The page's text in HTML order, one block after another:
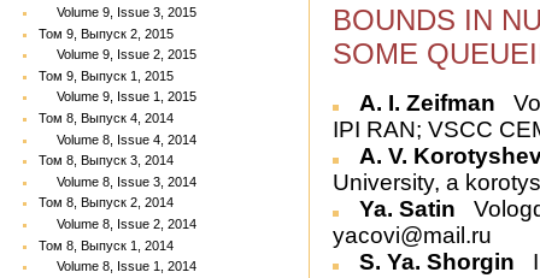
Volume 9, Issue 3, 2015
Том 9, Выпуск 2, 2015
Volume 9, Issue 2, 2015
Том 9, Выпуск 1, 2015
Volume 9, Issue 1, 2015
Том 8, Выпуск 4, 2014
Volume 8, Issue 4, 2014
Том 8, Выпуск 3, 2014
Volume 8, Issue 3, 2014
Том 8, Выпуск 2, 2014
Volume 8, Issue 2, 2014
Том 8, Выпуск 1, 2014
Volume 8, Issue 1, 2014
BOUNDS IN
SOME
A. I. Zeifman
IPI RAN; VSCC
A. V.
University, a
Ya. Satin
yacovi@mail.ru
S. Ya. Shorgin